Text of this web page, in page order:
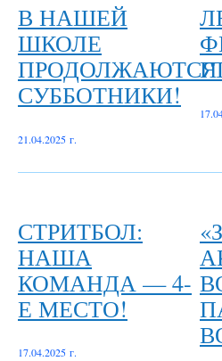
В НАШЕЙ
ШКОЛЕ
ПРОДОЛЖАЮТСЯ
СУББОТНИКИ!
21.04.2025 г.
СТРИТБОЛ:
НАША
КОМАНДА — 4-
Е МЕСТО!
17.04.2025 г.